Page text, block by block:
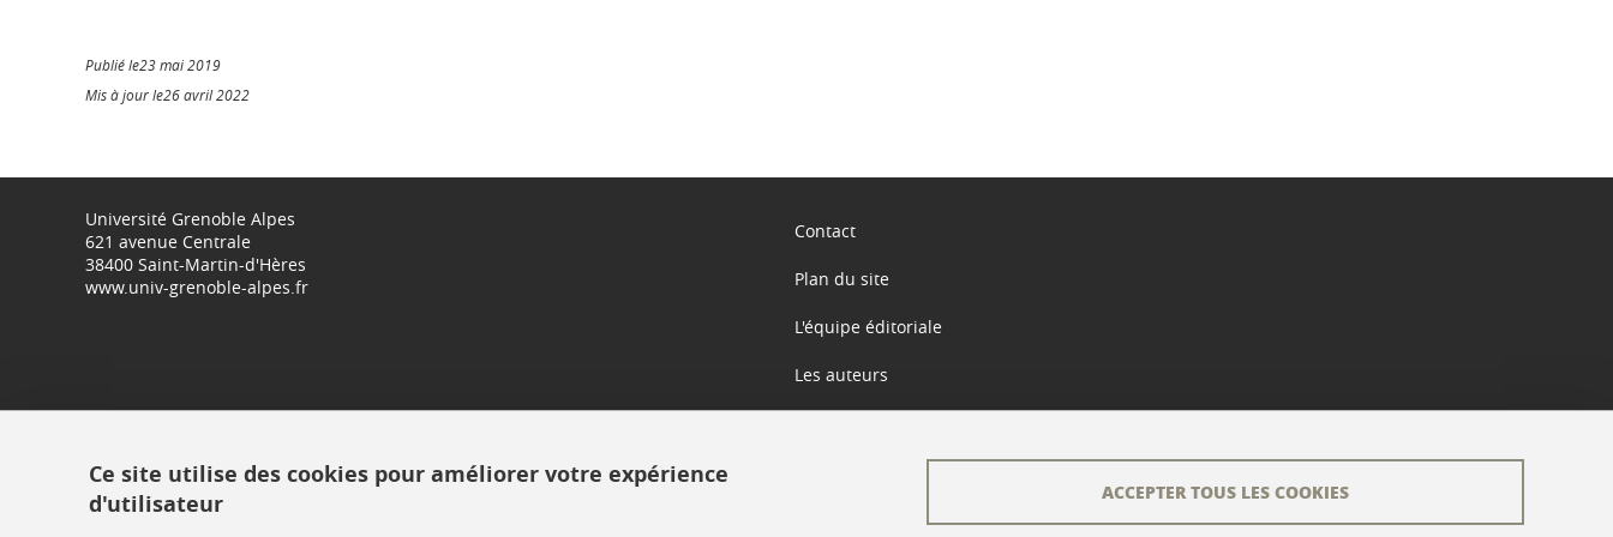
Publié le23 mai 2019
Mis à jour le26 avril 2022
Université Grenoble Alpes
621 avenue Centrale
38400 Saint-Martin-d'Hères
www.univ-grenoble-alpes.fr
Contact
Plan du site
L'équipe éditoriale
Les auteurs
Données personnelles
Ce site utilise des cookies pour améliorer votre expérience
d'utilisateur
ACCEPTER TOUS LES COOKIES